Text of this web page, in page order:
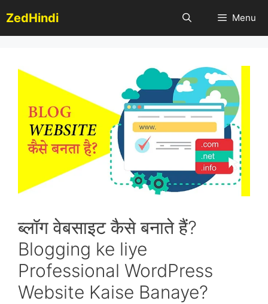
to
content
ZedHindi Menu
ब्लॉग वेबसाइट कैसे बनाते हैं?
Blogging ke liye
Professional WordPress
Website Kaise Banaye?